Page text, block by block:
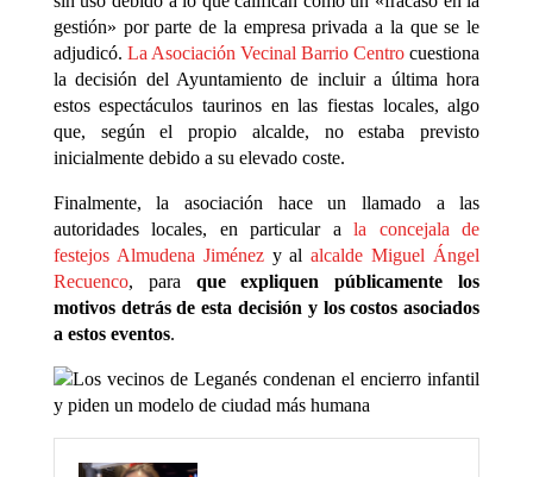
gestión» por parte de la empresa privada a la que se le
adjudicó. La Asociación Vecinal Barrio Centro cuestiona
la decisión del Ayuntamiento de incluir a última hora
estos espectáculos taurinos en las fiestas locales, algo
que, según el propio alcalde, no estaba previsto
inicialmente debido a su elevado coste.
Finalmente, la asociación hace un llamado a las
autoridades locales, en particular ala concejala de
festejos Almudena Jiménezy alalcalde Miguel Ángel
Recuenco, para que expliquen públicamente los
motivos detrás de esta decisión y los costos asociados
a estos eventos.